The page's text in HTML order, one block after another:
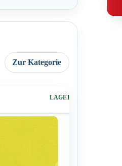
Zur Kategorie
LAGERND